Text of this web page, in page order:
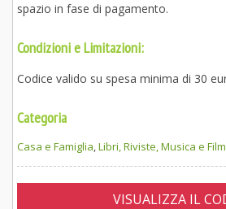
spazio in fase di pagamento.
Condizioni e Limitazioni:
Codice valido su spesa minima di 30
Categoria
Casa e Famiglia,Libri, Riviste, Musica e Film
VISUALIZZA IL